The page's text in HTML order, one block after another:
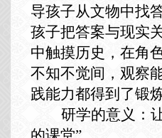
导孩子从文物中找
孩子把答案与现实
中触摸历史，在角
不知不觉间，观察
践能力都得到了锻炼
研学的意义：